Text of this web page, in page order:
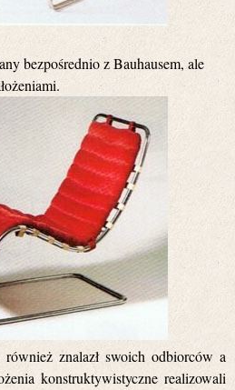
bezpośrednio z Bauhausem, ale
znalazł swoich odbiorców a
konstruktywistyczne realizowali